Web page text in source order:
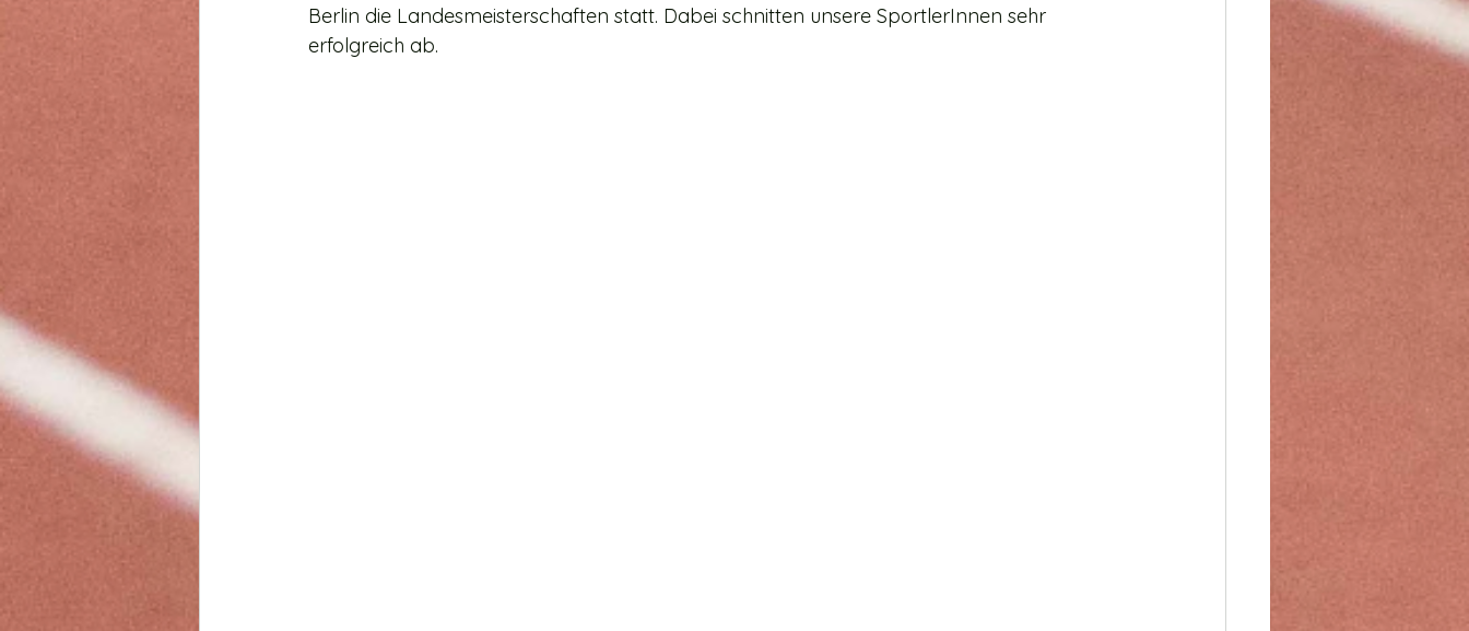
Berlin die Landesmeisterschaften statt. Dabei schnitten unsere SportlerInnen sehr
erfolgreich ab.